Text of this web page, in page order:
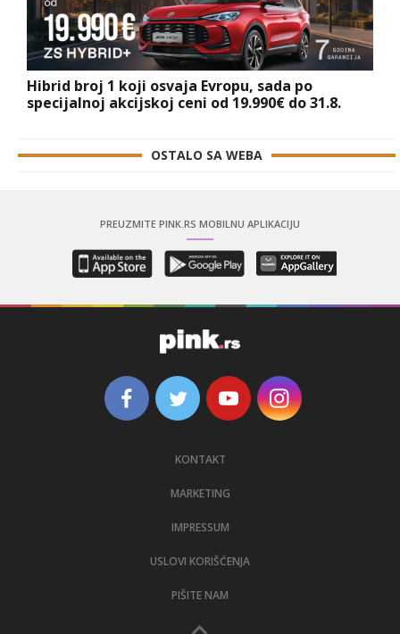
Hibrid broj 1 koji osvaja Evropu, sada po
specijalnoj akcijskoj ceni od 19.990€ do 31.8.
OSTALO SA WEBA
PREUZMITE PINK.RS MOBILNU APLIKACIJU
KONTAKT
MARKETING
IMPRESSUM
USLOVI KORIŠĆENJA
PIŠITE NAM